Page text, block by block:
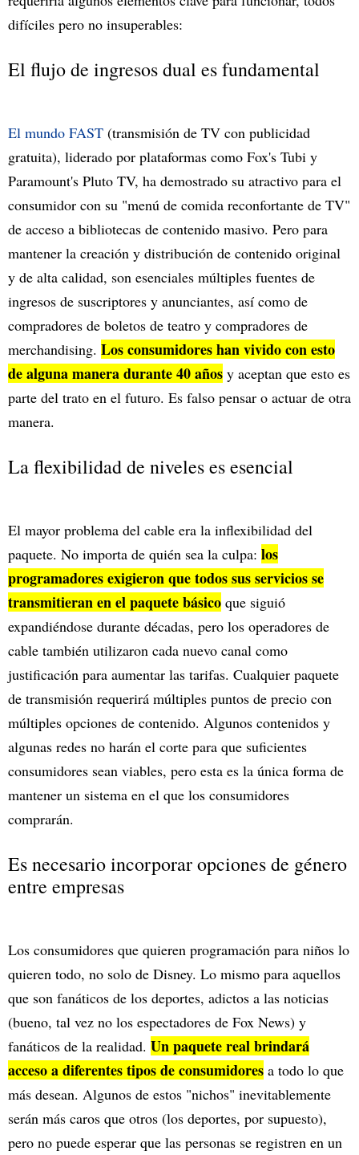
difíciles pero no insuperables:
El flujo de ingresos dual es fundamental
El mundo FAST (transmisión de TV con publicidad
gratuita), liderado por plataformas como Fox's Tubi y
Paramount's Pluto TV, ha demostrado su atractivo para el
consumidor con su "menú de comida reconfortante de TV"
de acceso a bibliotecas de contenido masivo. Pero para
mantener la creación y distribución de contenido original
y de alta calidad, son esenciales múltiples fuentes de
ingresos de suscriptores y anunciantes, así como de
compradores de boletos de teatro y compradores de
merchandising. Los consumidores han vivido con esto
de alguna manera durante 40 años y aceptan que esto es
parte del trato en el futuro. Es falso pensar o actuar de otra
manera.
La flexibilidad de niveles es esencial
El mayor problema del cable era la inflexibilidad del
paquete. No importa de quién sea la culpa: los
programadores exigieron que todos sus servicios se
transmitieran en el paquete básico que siguió
expandiéndose durante décadas, pero los operadores de
cable también utilizaron cada nuevo canal como
justificación para aumentar las tarifas. Cualquier paquete
de transmisión requerirá múltiples puntos de precio con
múltiples opciones de contenido. Algunos contenidos y
algunas redes no harán el corte para que suficientes
consumidores sean viables, pero esta es la única forma de
mantener un sistema en el que los consumidores
comprarán.
Es necesario incorporar opciones de género
entre empresas
Los consumidores que quieren programación para niños lo
quieren todo, no solo de Disney. Lo mismo para aquellos
que son fanáticos de los deportes, adictos a las noticias
(bueno, tal vez no los espectadores de Fox News) y
fanáticos de la realidad. Un paquete real brindará
acceso a diferentes tipos de consumidores a todo lo que
más desean. Algunos de estos "nichos" inevitablemente
serán más caros que otros (los deportes, por supuesto),
pero no puede esperar que las personas se registren en un